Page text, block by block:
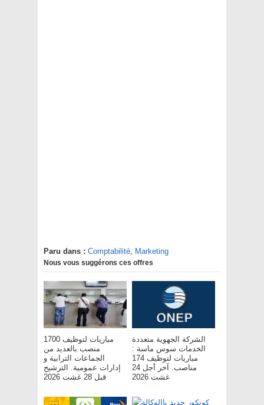
Paru dans : Comptabilité, Marketing
Nous vous suggérons ces offres
مباريات لتوظيف 1700
منصب بالعديد من
الجماعات الترابية و
إدارات عمومية. الترشيح
قبل 28 غشت 2026
الشركة الجهوية متعددة
الخدمات سوس ماسة :
مباريات لتوظيف 174
مناصب. آخر أجل 24
غشت 2026